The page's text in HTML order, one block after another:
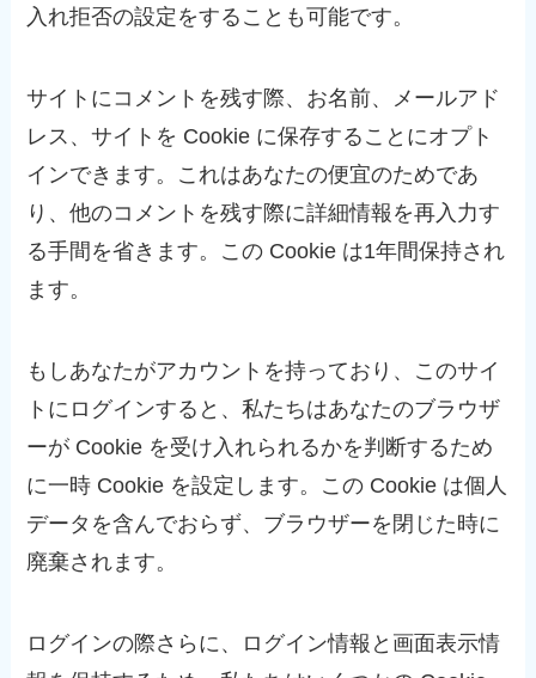
入れ拒否の設定をすることも可能です。
サイトにコメントを残す際、お名前、メールアド
レス、サイトを Cookie に保存することにオプト
インできます。これはあなたの便宜のためであ
り、他のコメントを残す際に詳細情報を再入力す
る手間を省きます。この Cookie は1年間保持され
ます。
もしあなたがアカウントを持っており、このサイ
トにログインすると、私たちはあなたのブラウザ
ーが Cookie を受け入れられるかを判断するため
に一時 Cookie を設定します。この Cookie は個人
データを含んでおらず、ブラウザーを閉じた時に
廃棄されます。
ログインの際さらに、ログイン情報と画面表示情